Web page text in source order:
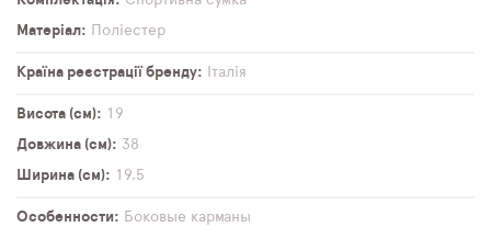
Матеріал
Поліестер
Країна реєстрації бренду Італія
Висота (см)
19
Довжина (см)
38
Ширина (см)
19,5
Особенности
Боковые карманы